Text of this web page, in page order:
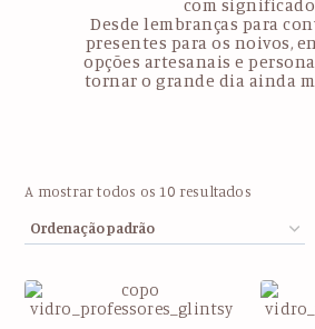
com significado
Desde lembranças para
presentes para os noivos,
opções artesanais e
tornar o grande dia ainda
A mostrar todos os 10 resultados